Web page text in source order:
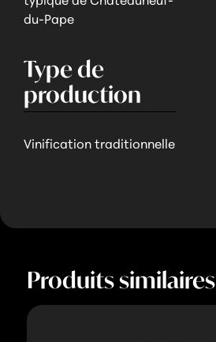
du-Pape
Type de
production
Vinification traditionnelle
Produits similaires